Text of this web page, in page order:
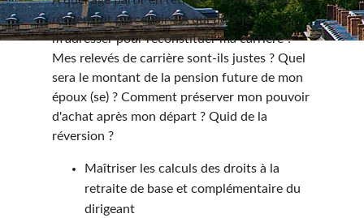
réellement percevoir ? A qui dois-je
m'adresser pour reconstituer ma carrière ?
Mes relevés de carrière sont-ils justes ? Quel
sera le montant de la pension future de mon
époux (se) ? Comment préserver mon pouvoir
d'achat après mon départ ? Quid de la
réversion ?
Maîtriser les calculs des droits à la
retraite de base et complémentaire du
dirigeant